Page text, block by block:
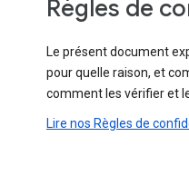
Règles de
Le présent document
pour quelle raison, et
comment les vérifier et
Lire nos Règles de